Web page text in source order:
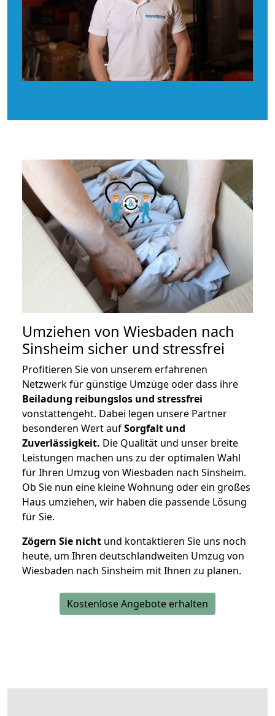
Umziehen von Wiesbaden nach
Sinsheim sicher und stressfrei
Profitieren Sie von unserem erfahrenen
Netzwerk für günstige Umzüge oder dass ihre
Beiladung reibungslos und stressfrei
vonstattengeht. Dabei legen unsere Partner
besonderen Wert aufSorgfalt und
Zuverlässigkeit. Die Qualität und unser breite
Leistungen machen uns zu der optimalen Wahl
für Ihren Umzug von Wiesbaden nach Sinsheim.
Ob Sie nun eine kleine Wohnung oder ein großes
Haus umziehen, wir haben die passende Lösung
für Sie.
Zögern Sie nicht und kontaktieren Sie uns noch
heute, um Ihren deutschlandweiten Umzug von
Wiesbaden nach Sinsheim mit Ihnen zu planen.
Kostenlose Angebote erhalten